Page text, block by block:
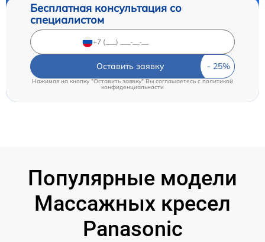
Бесплатная консультация со
специалистом
Оставить заявку
Нажимая на кнопку "Оставить заявку" Вы соглашаетесь cполитикой
конфиденциальности
Популярные модели
Массажных кресел
Panasonic